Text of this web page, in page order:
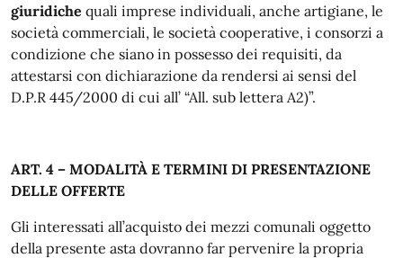
giuridiche quali imprese individuali, anche artigiane, le
società commerciali, le società cooperative, i consorzi a
condizione che siano in possesso dei requisiti, da
attestarsi con dichiarazione da rendersi ai sensi del
D.P.R 445/2000 di cui all’ “All. sub lettera A2)”.
ART. 4 – MODALITÀ E TERMINI DI PRESENTAZIONE
DELLE OFFERTE
Gli interessati all’acquisto dei mezzi comunali oggetto
della presente asta dovranno far pervenire la propria